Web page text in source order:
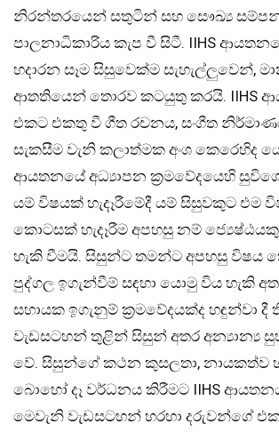
නිරන්තරයෙන් සතුටින් සහ සෞඛ්‍ය
පාලනාධිකාරිය කැප වී සිටී. IIHS
හදාරන සෑම සිසුවෙක්ම සැහැල්ලුවෙන්,
ආතතියෙන් තොරව කටයුතු කරයි. IIHS
එකට එකතු වී ගීත රචනය, සංගීත
සැකසීම වැනි කලාත්මක අංශ කෙරෙහිද
ආයතනයේ අධ්‍යාපන ක්‍රමවේදයෙහි
යම් විෂයක් හැදෑරීමේදී යම් සිසුවකුට එම
කොටසක් හැදෑරීම අපහසු නම්
හැකි වීමයි. සිසුන්ට තමන්ට අපහසු විෂය
පුද්ගල ඉගැන්වීම් සඳහා යොමු විය හැකි
සහායක ඉගැනුම් ක්‍රමවේදයක්ද හඳුන්වා දී
වැඩසටහන් තුළින් සිසුන් අතර අන්‍යාන්‍ය
වේ. සිසුන්ගේ කථන කුසලතා, නායකත්ව
බොහෝ දෑ වර්ධනය කිරීමට IIHS
මෙවැනි වැඩසටහන් හරහා දරුවන්ගේ